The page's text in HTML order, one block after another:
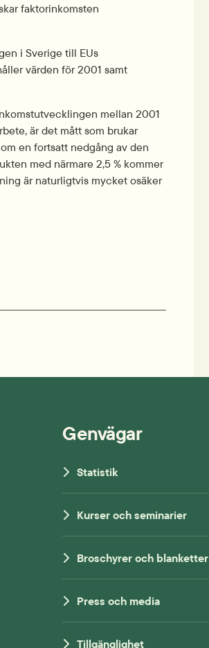
faktorinkomsten
i Sverige till EUs
värden för 2001 samt
mellan 2001
är det mått som brukar
en fortsatt nedgång av den
med närmare 2,5 % kommer
är naturligtvis mycket osäker
Genvägar
Statistik
Kurser och seminarier
Broschyrer och blanketter
Press och media
Tillgänglighet